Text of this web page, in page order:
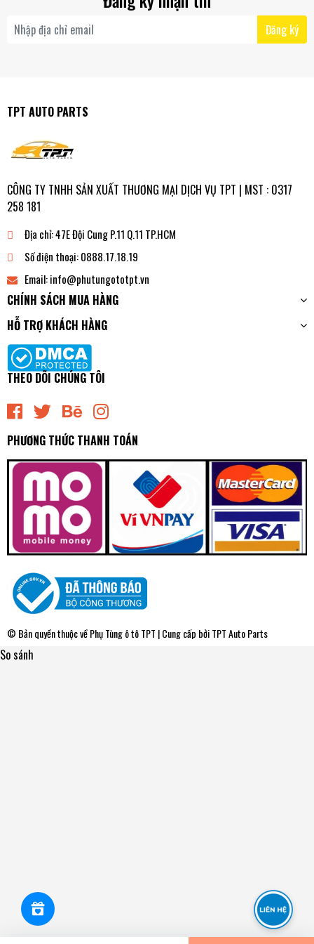
Đăng ký
TPT AUTO PARTS
CÔNG TY TNHH SẢN XUẤT THƯƠNG MẠI DỊCH VỤ TPT | MST : 0317
258 181
Địa chỉ:47E Đội Cung P.11 Q.11 TP.HCM
Số điện thoại:0888.17.18.19
Email:info@phutungototpt.vn
CHÍNH SÁCH MUA HÀNG
HỖ TRỢ KHÁCH HÀNG
THEO DÕI CHÚNG TÔI
PHƯƠNG THỨC THANH TOÁN
© Bản quyền thuộc vềPhụ Tùng ô tô TPT | Cung cấp bởiTPT Auto Parts
So sánh